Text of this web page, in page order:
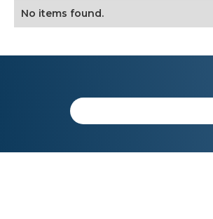
No items found.